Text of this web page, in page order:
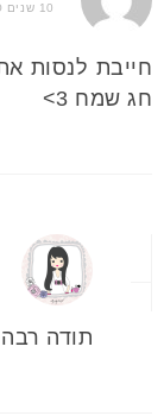
10 שנים AGO
חייבת לנסות
חג שמח 3>
תודה